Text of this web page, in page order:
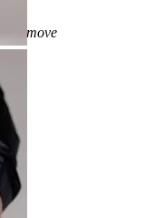
remove